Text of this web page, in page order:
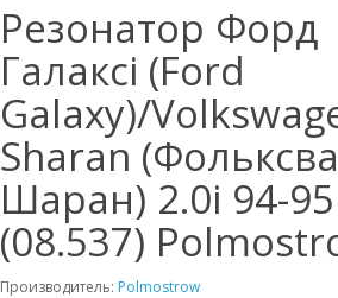
Резонатор Форд
Галаксі (Ford
Galaxy)/
Sharan
Шаран) 2.0i 94-95
(08.537)
Производитель: Polmostrow